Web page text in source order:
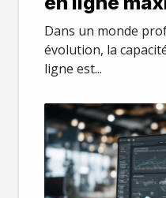
présence
Dans un monde
évolution, la
ligne est...